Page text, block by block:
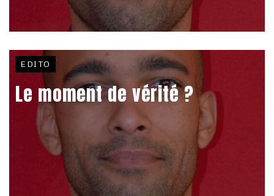
EDITO
Le moment de vérité ?